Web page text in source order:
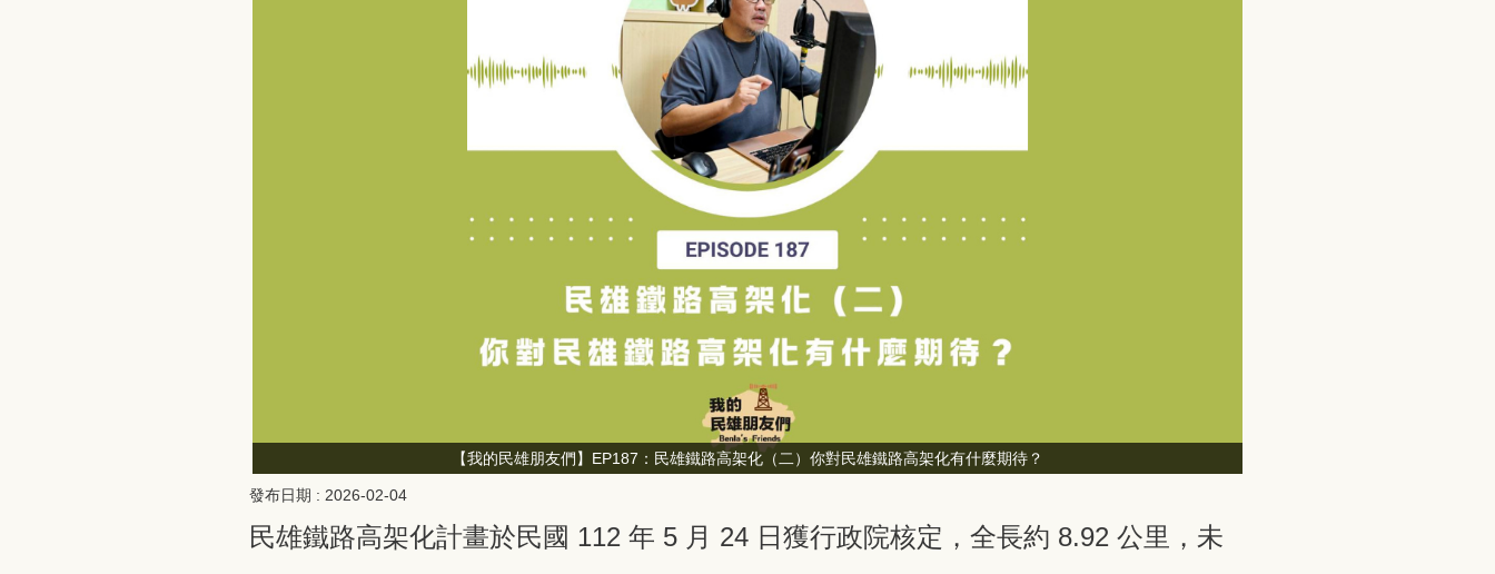
【我的民雄朋友們】EP187：民雄鐵路高架化（二）你對民雄鐵路高架化有什麼期待？
發布日期 : 2026-02-04
民雄鐵路高架化計畫於民國 112 年 5 月 24 日獲行政院核定，全長約 8.92 公里，未